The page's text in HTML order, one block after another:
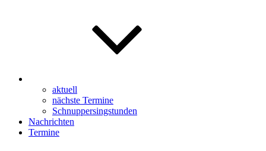
aktuell
nächste Termine
Schnuppersingstunden
Nachrichten
Termine